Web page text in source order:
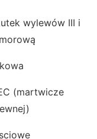
wylewów III i
(martwicze